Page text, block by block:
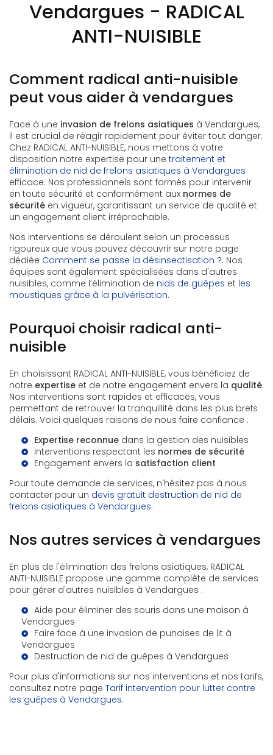
Vendargues - RADICAL
ANTI-NUISIBLE
Comment radical anti-nuisible
peut vous aider à vendargues
Face à une invasion de frelons asiatiques à Vendargues,
il est crucial de réagir rapidement pour éviter tout danger.
Chez RADICAL ANTI-NUISIBLE, nous mettons à votre
disposition notre expertise pour une traitement et
élimination de nid de frelons asiatiques à Vendargues
efficace. Nos professionnels sont formés pour intervenir
en toute sécurité et conformément aux normes de
sécurité en vigueur, garantissant un service de qualité et
un engagement client irréprochable.
Nos interventions se déroulent selon un processus
rigoureux que vous pouvez découvrir sur notre page
dédiée Comment se passe la désinsectisation ?. Nos
équipes sont également spécialisées dans d'autres
nuisibles, comme l’élimination de nids de guêpes et les
moustiques grâce à la pulvérisation.
Pourquoi choisir radical anti-
nuisible
En choisissant RADICAL ANTI-NUISIBLE, vous bénéficiez de
notre expertise et de notre engagement envers la qualité.
Nos interventions sont rapides et efficaces, vous
permettant de retrouver la tranquillité dans les plus brefs
délais. Voici quelques raisons de nous faire confiance :
Expertise reconnue dans la gestion des nuisibles
Interventions respectant les normes de sécurité
Engagement envers la satisfaction client
Pour toute demande de services, n'hésitez pas à nous
contacter pour un devis gratuit destruction de nid de
frelons asiatiques à Vendargues.
Nos autres services à vendargues
En plus de l'élimination des frelons asiatiques, RADICAL
ANTI-NUISIBLE propose une gamme complète de services
pour gérer d'autres nuisibles à Vendargues :
Aide pour éliminer des souris dans une maison à
Vendargues
Faire face à une invasion de punaises de lit à
Vendargues
Destruction de nid de guêpes à Vendargues
Pour plus d'informations sur nos interventions et nos tarifs,
consultez notre page Tarif intervention pour lutter contre
les guêpes à Vendargues.